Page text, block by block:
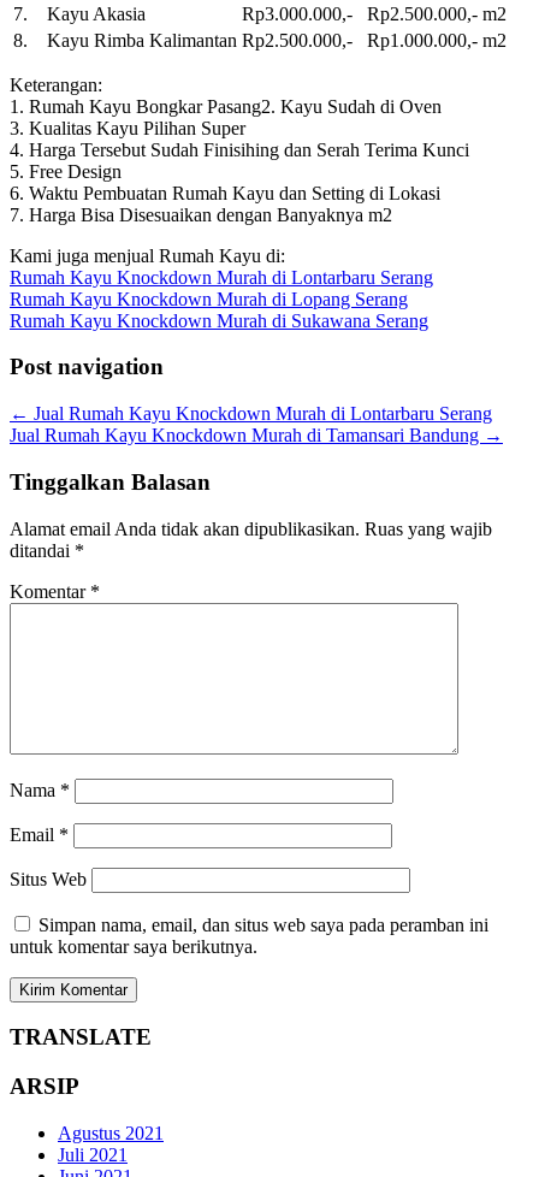
7.
Kayu Akasia Rp3.000.000,- Rp2.500.000,- m2
8.
Kayu Rimba Kalimantan Rp2.500.000,- Rp1.000.000,- m2
Keterangan:
1. Rumah Kayu Bongkar Pasang2. Kayu Sudah di Oven
3. Kualitas Kayu Pilihan Super
4. Harga Tersebut Sudah Finisihing dan Serah Terima Kunci
5. Free Design
6. Waktu Pembuatan Rumah Kayu dan Setting di Lokasi
7. Harga Bisa Disesuaikan dengan Banyaknya m2
Kami juga menjual Rumah Kayu di:
Rumah Kayu Knockdown Murah di Lontarbaru Serang
Rumah Kayu Knockdown Murah di Lopang Serang
Rumah Kayu Knockdown Murah di Sukawana Serang
Post navigation
← Jual Rumah Kayu Knockdown Murah di Lontarbaru Serang
Jual Rumah Kayu Knockdown Murah di Tamansari Bandung →
Tinggalkan Balasan
Alamat email Anda tidak akan dipublikasikan. Ruas yang wajib
ditandai *
Komentar *
Nama *
Email *
Situs Web
Simpan nama, email, dan situs web saya pada peramban ini
untuk komentar saya berikutnya.
TRANSLATE
ARSIP
Agustus 2021
Juli 2021